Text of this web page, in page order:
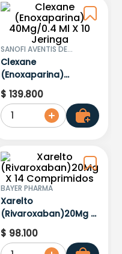
SANOFI AVENTIS DE
COLOMBIA S.A
Clexane
(Enoxaparina)
40Mg/0.4 Ml X 10
Jeringa
$ 139.800
1
BAYER PHARMA
Xarelto
(Rivaroxaban)20Mg X
14 Comprimidos
$ 98.100